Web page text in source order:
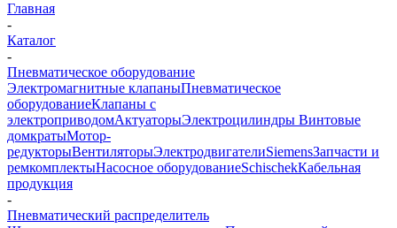
Главная
-
Каталог
-
Пневматическое оборудование
Электромагнитные клапаныПневматическое
оборудованиеКлапаны с
электроприводомАктуаторыЭлектроцилиндры Винтовые
домкратыМотор-
редукторыВентиляторыЭлектродвигателиSiemensЗапчасти и
ремкомплектыНасосное оборудованиеSchischekКабельная
продукция
-
Пневматический распределитель